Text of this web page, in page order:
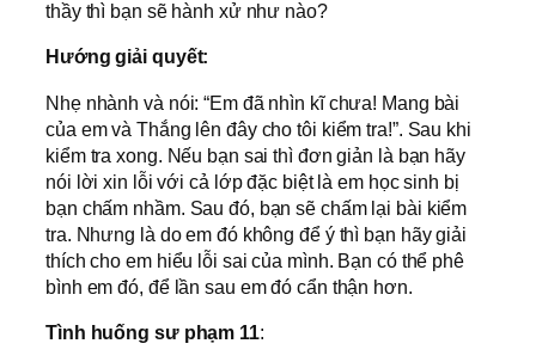
thầy thì bạn sẽ hành xử như nào?
Hướng giải quyết:
Nhẹ nhành và nói: “Em đã nhìn kĩ chưa! Mang bài
của em và Thắng lên đây cho tôi kiểm tra!”. Sau khi
kiểm tra xong. Nếu bạn sai thì đơn giản là bạn hãy
nói lời xin lỗi với cả lớp đặc biệt là em học sinh bị
bạn chấm nhầm. Sau đó, bạn sẽ chấm lại bài kiểm
tra. Nhưng là do em đó không để ý thì bạn hãy giải
thích cho em hiểu lỗi sai của mình. Bạn có thể phê
bình em đó, để lần sau em đó cẩn thận hơn.
Tình huống sư phạm 11: